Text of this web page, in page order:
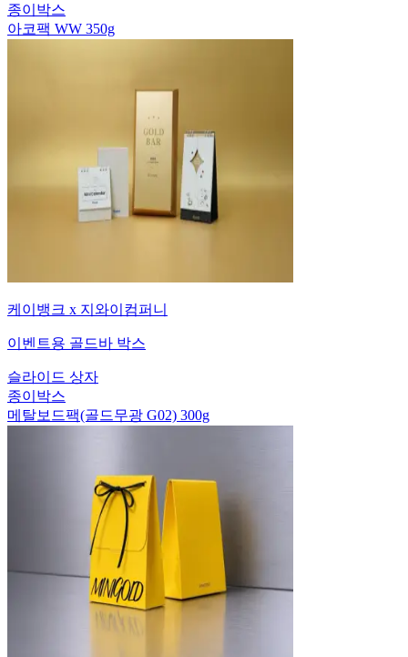
종이박스
아코팩 WW 350g
케이뱅크 x 지와이컴퍼니
이벤트용 골드바 박스
슬라이드 상자
종이박스
메탈보드팩(골드무광 G02) 300g